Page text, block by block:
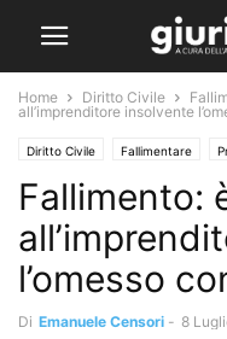
Home Diritto Civile
all’imprenditore insolvente
Diritto Civile Fallimentare
Fallimento:
l’omesso
Di Emanuele Censori - 8